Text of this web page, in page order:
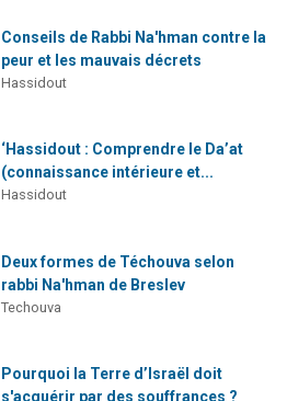
Conseils de Rabbi Na'hman contre la
peur et les mauvais décrets
Hassidout
‘Hassidout : Comprendre le Da’at
(connaissance intérieure et...
Hassidout
Deux formes de Téchouva selon
rabbi Na'hman de Breslev
Techouva
Pourquoi la Terre d’Israël doit
s'acquérir par des souffrances ?